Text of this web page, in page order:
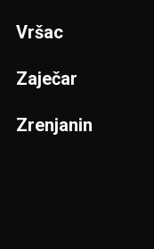
Vršac
Zaječar
Zrenjanin